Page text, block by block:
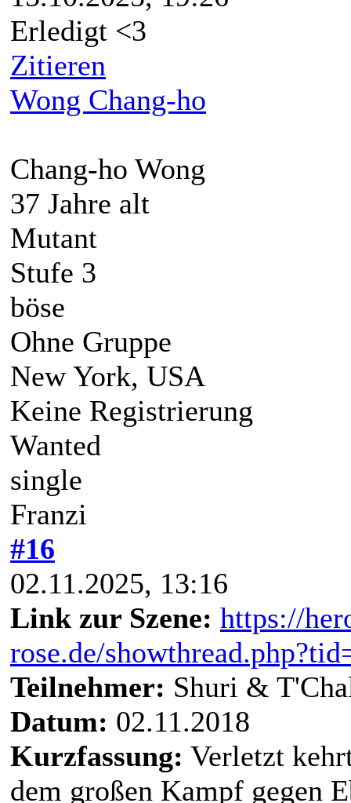
Erledigt <3
Zitieren
Wong Chang-ho
Chang-ho Wong
37 Jahre alt
Mutant
Stufe 3
böse
Ohne Gruppe
New York, USA
Keine Registrierung
Wanted
single
Franzi
#16
02.11.2025, 13:16
Link zur Szene: https://
rose.de/
Teilnehmer: Shuri &
Datum: 02.11.2018
Kurzfassung: Verletzt
dem großen Kampf gegen